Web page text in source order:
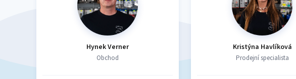
Hynek Verner
Obchod
Kristýna Havlíková
Prodejní specialista